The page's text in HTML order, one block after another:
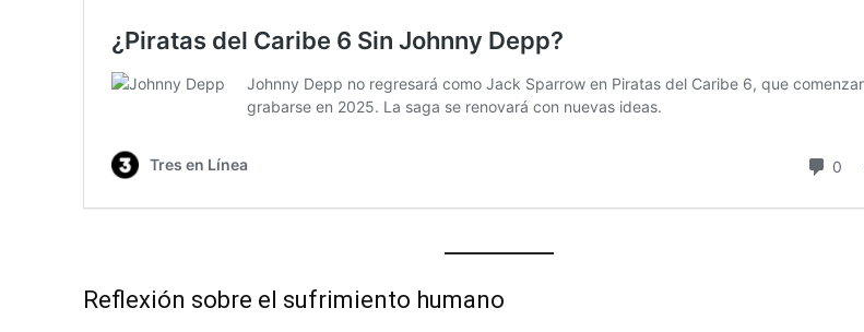
Reflexión sobre el sufrimiento humano